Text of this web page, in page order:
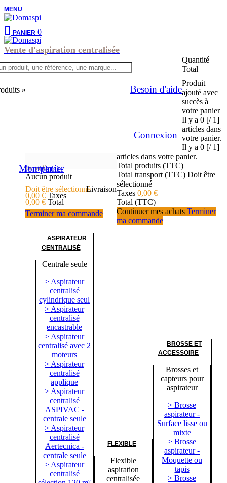
MENU
PANIER 0
Vente d'aspiration centralisée
» Besoin d'aide
Connexion
Panier 0
0 article(s) -
Mon panier
Aucun produit
Doit être sélectionnéLivraison
0,00 € Taxes
0,00 € Total
Terminer ma commande
Quantité
Total
Produit
ajouté avec
succès à
votre panier
Il y a 0 [/ 1]
articles dans
votre panier.
Il y a 0 [/ 1]
articles dans votre panier.
Total produits (TTC)
Total transport (TTC) Doit être
sélectionné
Taxes 0,00 €
Total (TTC)
Continuer mes achats Terminer
ma commande
ASPIRATEUR
CENTRALISÉ
Centrale seule
> Aspirateur
centralisé
cylindrique seul
> Aspirateur
centralisé
encastrable
> Aspirateur
centralisé avec 2
moteurs
> Aspirateur
centralisé
applique
> Aspirateur
centralisé
ASPIVAC -
centrale seule
> Aspirateur
centralisé
Aertecnica -
centrale seule
> Aspirateur
centralisé
FLEXIBLE
Flexible
aspiration
centralisée
BROSSE ET
ACCESSOIRE
Brosses et
capteurs pour
aspirateur
> Brosse
aspirateur -
Surface lisse ou
mixte
> Brosse
aspirateur -
Moquette ou
tapis
> Brosse